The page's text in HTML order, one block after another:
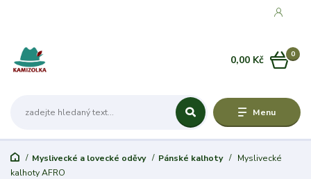
Menu
0
0,00 Kč
Myslivecké a lovecké oděvy Pánské kalhoty
Myslivecké
kalhoty AFRO